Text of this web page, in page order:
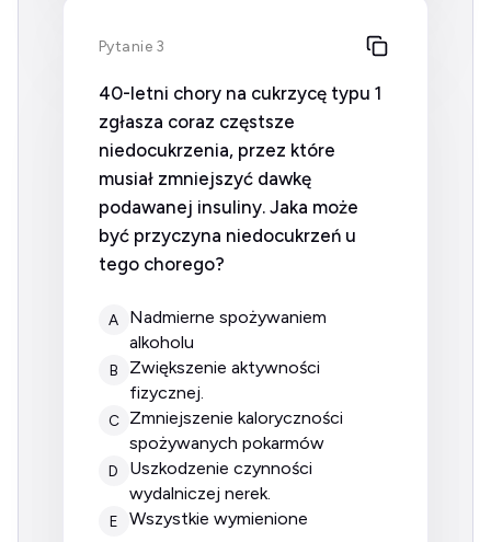
Pytanie 3
40-letni chory na cukrzycę typu 1
zgłasza coraz częstsze
niedocukrzenia, przez które
musiał zmniejszyć dawkę
podawanej insuliny. Jaka może
być przyczyna niedocukrzeń u
tego chorego?
A
nadmierne spożywaniem
alkoholu
B
zwiększenie aktywności
fizycznej.
C
zmniejszenie kaloryczności
spożywanych pokarmów
D
uszkodzenie czynności
wydalniczej nerek.
E wszystkie wymienione